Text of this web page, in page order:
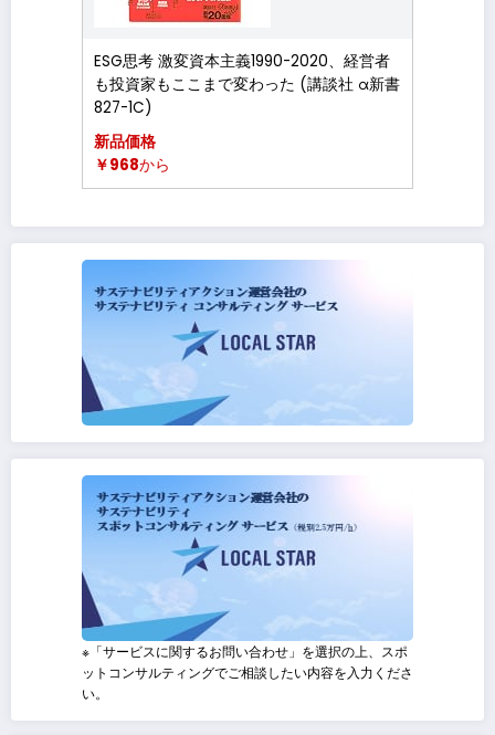
ESG思考 激変資本主義1990-2020、経営者
も投資家もここまで変わった (講談社 α新書
827-1C)
新品価格
￥968から
※「サービスに関するお問い合わせ」を選択の上、スポ
ットコンサルティングでご相談したい内容を入力くださ
い。